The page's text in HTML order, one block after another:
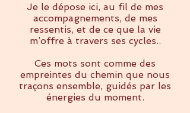
Je le dépose ici, au fil de mes
accompagnements, de mes
ressentis, et de ce que la vie
m’offre à travers ses cycles..
Ces mots sont comme des
empreintes du chemin que nous
traçons ensemble, guidés par les
énergies du moment.